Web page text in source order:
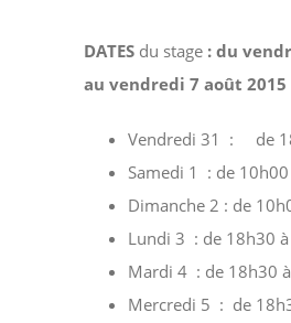
DATES du stage :du
au vendredi 7 août 2015
Vendredi 31 : de
Samedi 1 : de
Dimanche 2 : de
Lundi 3 : de 18h30
Mardi 4 : de 18h30
Mercredi 5 : de